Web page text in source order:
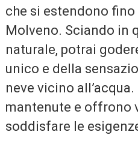
che si estendono
Molveno. Sciando in
naturale, potrai
unico e della
neve vicino
mantenute e offrono
soddisfare le